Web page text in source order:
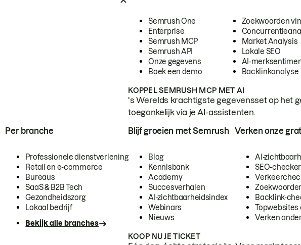
Semrush One
Enterprise
Semrush MCP
Semrush API
Onze gegevens
Boek een demo
Zoekwoorden
Market Analysis
Lokale SEO
AI-
Backlinkanalyse
KOPPEL SEMRUSH MCP MET AI
's Werelds krachtigste gegevensset op het
toegankelijk via je AI-assistenten.
Per branche
Professionele dienstverlening
Retail en e-commerce
Bureaus
SaaS & B2B Tech
Gezondheidszorg
Lokaal bedrijf
Bekijk alle branches
Blijf groeien met Semrush
Blog
Kennisbank
Academy
Succesverhalen
AI-zichtbaarheidsindex
Webinars
Nieuws
Verken onze
AI-
SEO-checker
Backlink-
Topwebsites
Verken
KOOP NU JE TICKET